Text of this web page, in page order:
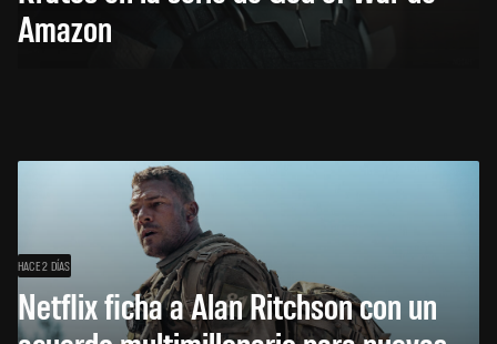
Amazon
HACE 2 DÍAS
Netflix ficha a Alan Ritchson con un